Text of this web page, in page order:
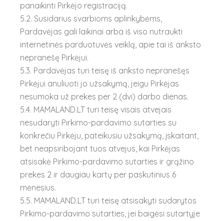
panaikinti Pirkėjo registraciją.
5.2. Susidarius svarbioms aplinkybėms,
Pardavėjas gali laikinai arba iš viso nutraukti
internetinės parduotuvės veiklą, apie tai iš anksto
nepranešę Pirkėjui.
5.3. Pardavėjas turi teisę iš anksto nepranešęs
Pirkėjui anuliuoti jo užsakymą, jeigu Pirkėjas
nesumoka už prekes per 2 (dvi) darbo dienas.
5.4. MAMALAND.LT turi teisę visais atvejais
nesudaryti Pirkimo-pardavimo sutarties su
konkrečiu Pirkėju, pateikusiu užsakymą, įskaitant,
bet neapsiribojant tuos atvejus, kai Pirkėjas
atsisakė Pirkimo-pardavimo sutarties ir grąžino
prekes 2 ir daugiau kartų per paskutinius 6
mėnesius.
5.5. MAMALAND.LT turi teisę atsisakyti sudarytos
Pirkimo-pardavimo sutarties, jei baigėsi sutartyje